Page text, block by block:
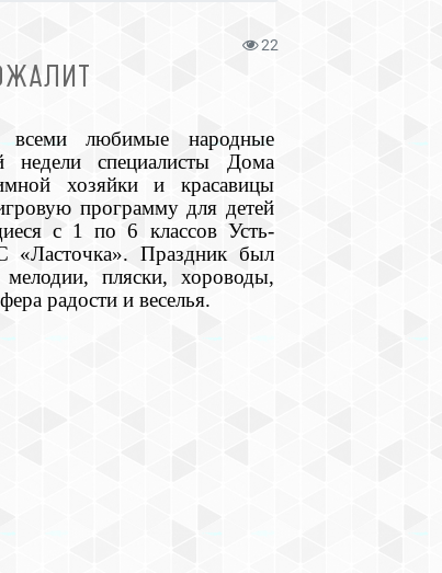
22
любимые народные
недели специалисты Дома
хозяйки и красавицы
программу для детей
с 1 по 6 классов Усть-
Праздник был
пляски, хороводы,
радости и веселья.